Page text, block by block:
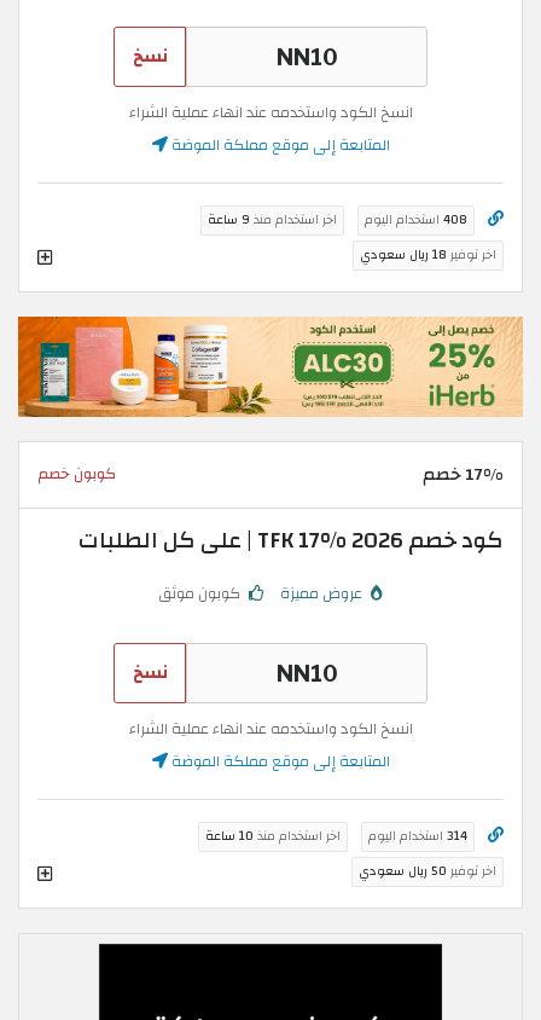
نسخ
انسخ الكود واستخدمه عند انهاء عملية الشراء
المتابعة إلى موقع مملكة الموضة
408 استخدام اليوم اخر استخدام منذ 9 ساعة
اخر توفير 18 ريال سعودي
17% خصم كوبون خصم
كود خصم TFK 17% 2026 | على كل الطلبات
عروض مميزة كوبون موثق
نسخ
انسخ الكود واستخدمه عند انهاء عملية الشراء
المتابعة إلى موقع مملكة الموضة
314 استخدام اليوم اخر استخدام منذ 10 ساعة
اخر توفير 50 ريال سعودي